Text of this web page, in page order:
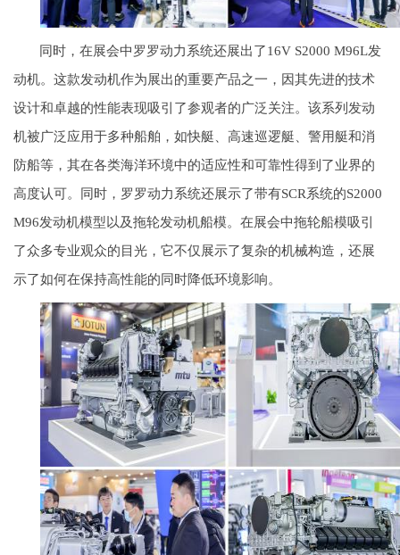
同时，在展会中罗罗动力系统还展出了16V S2000 M96L发
动机。这款发动机作为展出的重要产品之一，因其先进的技术
设计和卓越的性能表现吸引了参观者的广泛关注。该系列发动
机被广泛应用于多种船舶，如快艇、高速巡逻艇、警用艇和消
防船等，其在各类海洋环境中的适应性和可靠性得到了业界的
高度认可。同时，罗罗动力系统还展示了带有SCR系统的S2000
M96发动机模型以及拖轮发动机船模。在展会中拖轮船模吸引
了众多专业观众的目光，它不仅展示了复杂的机械构造，还展
示了如何在保持高性能的同时降低环境影响。